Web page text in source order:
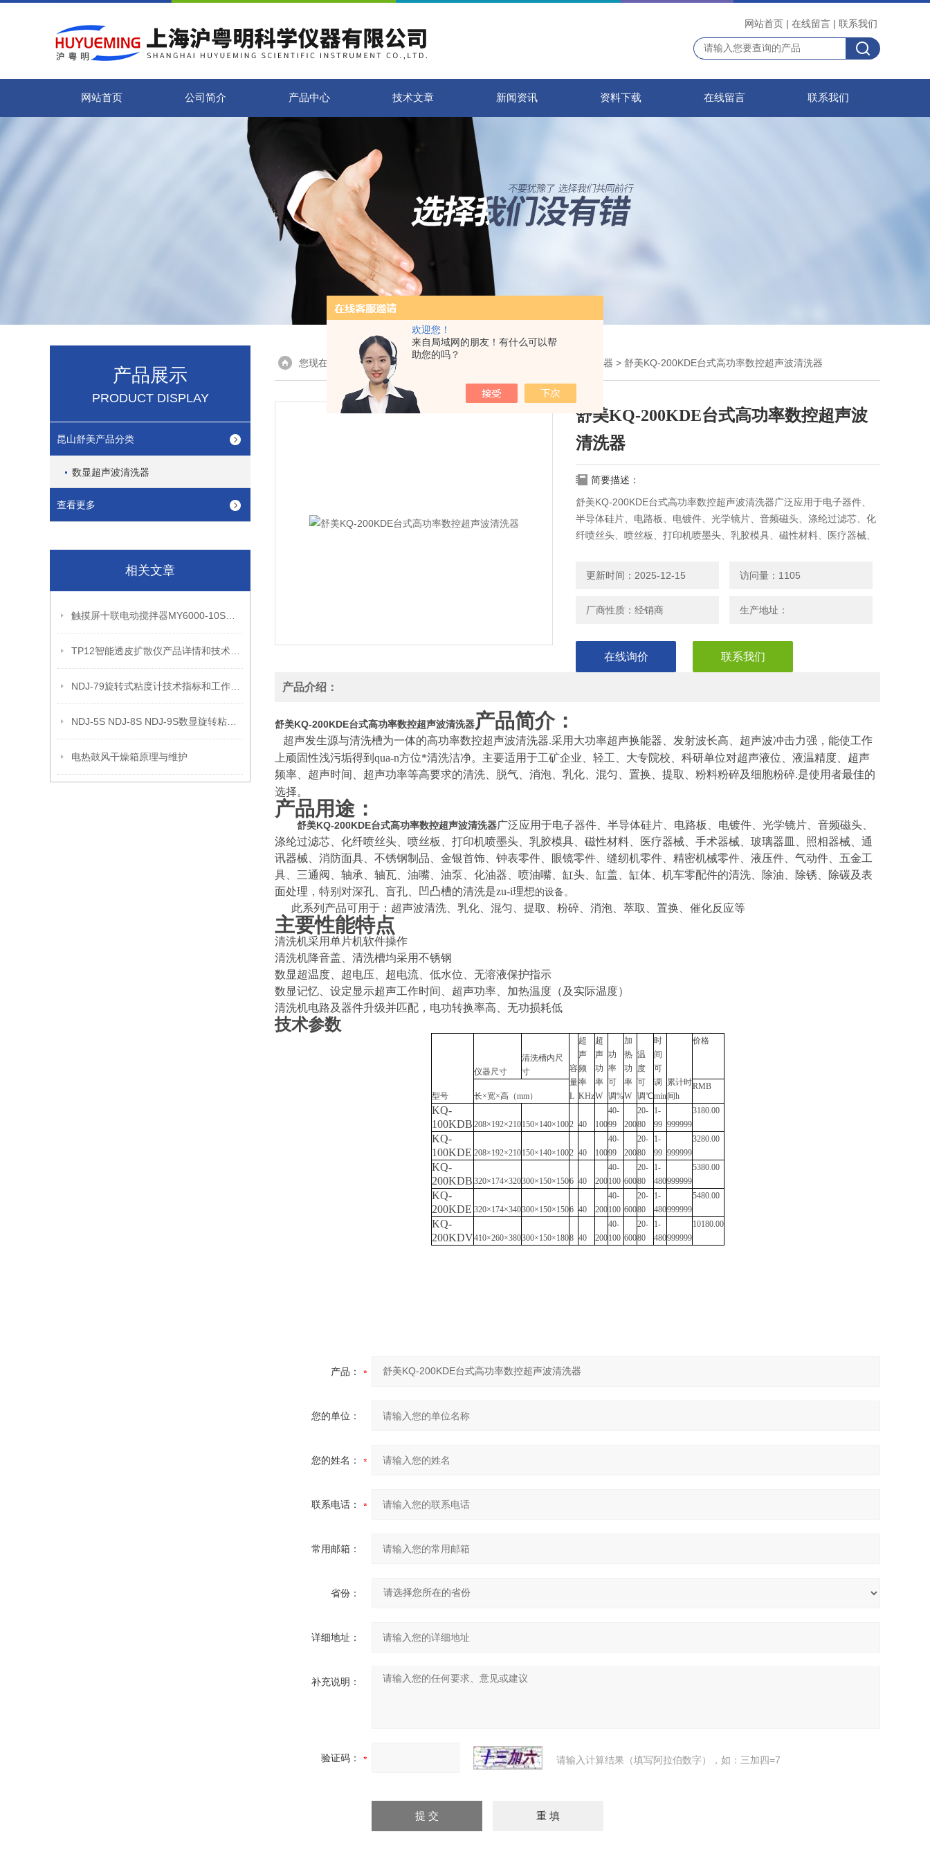
欢迎您！
来自局域网的朋友！有什么可以帮
助您的吗？
网站首页 | 在线留言 | 联系我们
网站首页 公司简介 产品中心 技术文章 新闻资讯 资料下载 在线留言 联系我们
产品展示
PRODUCT DISPLAY
昆山舒美产品分类
数显超声波清洗器
查看更多
相关文章
电热鼓风干燥箱原理与维护
您现在的位置：首页> 产品展示 > 昆山舒美产品分类 数显超声波清洗器 > 舒美KQ-200KDE台式高功率数控超声波清洗器
舒美KQ-200KDE台式高功率数控超声波
清洗器
简要描述：
舒美KQ-200KDE台式高功率数控超声波清洗器广泛应用于电子器件、
半导体硅片、电路板、电镀件、光学镜片、音频磁头、涤纶过滤芯、化
纤喷丝头、喷丝板、打印机喷墨头、乳胶模具、磁性材料、医疗器械、
金银首饰、钟表零件、眼镜零件、缝纫机零件、精密机械零件、液压
更新时间：2025-12-15 访问量：1105
厂商性质：经销商 生产地址：
在线询价 联系我们
产品介绍：
舒美KQ-200KDE台式高功率数控超声波清洗器产品简介：
超声发生源与清洗槽为一体的高功率数控超声波清洗器.采用大功率超声换能器、发射波长高、超声波冲击力强，能使工作
上顽固性浅污垢得到qua-n方位*清洗洁净。主要适用于工矿企业、轻工、大专院校、科研单位对超声液位、液温精度、超声
频率、超声时间、超声功率等高要求的清洗、脱气、消泡、乳化、混匀、置换、提取、粉料粉碎及细胞粉碎.是使用者最佳的
选择。
产品用途：
舒美KQ-200KDE台式高功率数控超声波清洗器广泛应用于电子器件、半导体硅片、电路板、电镀件、光学镜片、音频磁头、
涤纶过滤芯、化纤喷丝头、喷丝板、打印机喷墨头、乳胶模具、磁性材料、医疗器械、手术器械、玻璃器皿、照相器械、通
讯器械、消防面具、不锈钢制品、金银首饰、钟表零件、眼镜零件、缝纫机零件、精密机械零件、液压件、气动件、五金工
具、三通阀、轴承、轴瓦、油嘴、油泵、化油器、喷油嘴、缸头、缸盖、缸体、机车零配件的清洗、除油、除锈、除碳及表
面处理，特别对深孔、盲孔、凹凸槽的清洗是zu-i理想的设备。
此系列产品可用于：超声波清洗、乳化、混匀、提取、粉碎、消泡、萃取、置换、催化反应等
主要性能特点
清洗机采用单片机软件操作
清洗机降音盖、清洗槽均采用不锈钢
数显超温度、超电压、超电流、低水位、无溶液保护指示
数显记忆、设定显示超声工作时间、超声功率、加热温度（及实际温度）
清洗机电路及器件升级并匹配，电功转换率高、无功损耗低
技术参数
型号
仪器尺寸
清洗槽内尺
寸
容
量
L
超
声
频
率
KHz
超
声
功
率
W
功
率
可
调%
加
热
功
率
W
温
度
可
调℃
时
间
可
调
min
累计时
间h
价格
长×宽×高（mm）
RMB
KQ-
100KDB 208×192×210150×140×1002 40 100
40-
99
200
20-
80
1-
99 999999
3180.00
KQ-
100KDE 208×192×210150×140×1002 40 100
40-
99
200
20-
80
1-
99 999999
3280.00
KQ-
200KDB 320×174×320300×150×1506 40 200
40-
100 600
20-
80
1-
480999999
5380.00
KQ-
200KDE 320×174×340300×150×1506 40 200
40-
100 600
20-
80
1-
480999999
5480.00
KQ-
200KDV410×260×380300×150×1808 40 200
40-
100 600
20-
80
1-
480999999
10180.00
产品：
您的单位：
您的姓名：
联系电话：
常用邮箱：
省份：
详细地址：
补充说明：
验证码： 请输入计算结果（填写阿拉伯数字），如：三加四=7